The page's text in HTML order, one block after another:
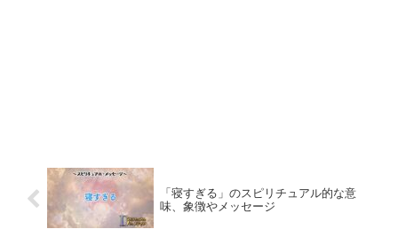
「寝すぎる」のスピリチュアル的な意
味、象徴やメッセージ